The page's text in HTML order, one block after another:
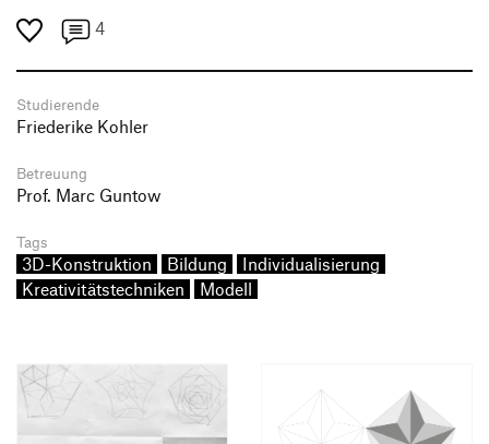
4
Studierende
Friederike Kohler
Betreuung
Prof. Marc Guntow
Tags
3D-Konstruktion Bildung
Individualisierung
Kreativitätstechniken
Modell